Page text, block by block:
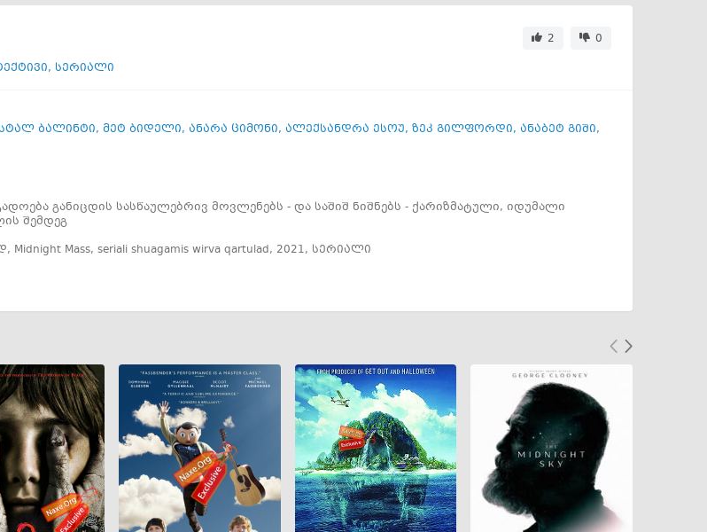
2
0
, სერიალი
ბალინტი, მეტ ბიდელი, ანარა ციმონი, ალექსანდრა ესოუ, ზეკ გილფორდი, ანაბეტ გიში,
განიცდის სასწაულებრივ მოვლენებს - და საშიშ ნიშნებს - ქარიზმატული, იდუმალი
შემდეგ
, Midnight Mass, seriali shuagamis wirva qartulad, 2021, სერიალი